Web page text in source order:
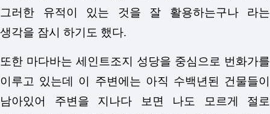
그러한 유적이 있는 것을 잘 활용하는구나 라는
생각을 잠시 하기도 했다.
또한 마다바는 세인트조지 성당을 중심으로 번화가를
이루고 있는데 이 주변에는 아직 수백년된 건물들이
남아있어 주변을 지나다 보면 나도 모르게 절로